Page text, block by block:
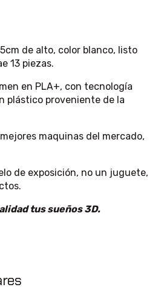
de alto, color blanco, listo
13 piezas.
en PLA+, con tecnología
plástico proveniente de la
maquinas del mercado,
de exposición, no un juguete,
tus sueños 3D.